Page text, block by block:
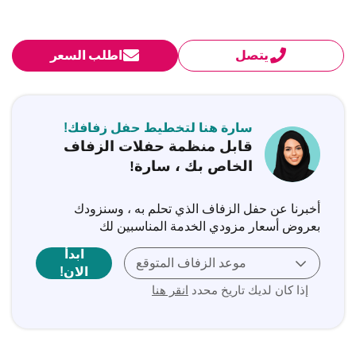
يتصل اطلب السعر
سارة هنا لتخطيط حفل زفافك!
قابل منظمة حفلات الزفاف
الخاص بك ، سارة!
أخبرنا عن حفل الزفاف الذي تحلم به ، وسنزودك
بعروض أسعار مزودي الخدمة المناسبين لك
موعد الزفاف المتوقع
إذا كان لديك تاريخ محدد انقر هنا
ابدأ
الان!